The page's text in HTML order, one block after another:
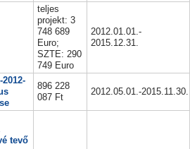
teljes
projekt: 3
748 689
Euro;
SZTE: 290
749 Euro
2012.01.01.-
2015.12.31.
2012-
896 228
087 Ft
2012.05.01.-2015.11.30.
tevő